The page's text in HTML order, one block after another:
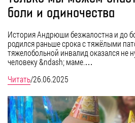
боли и одиночества
История Андрюши безжалостна и до
родился раньше срока с тяжёлыми
тяжелобольной инвалид оказался
человеку &ndash; маме.…
Читать/26.06.2025